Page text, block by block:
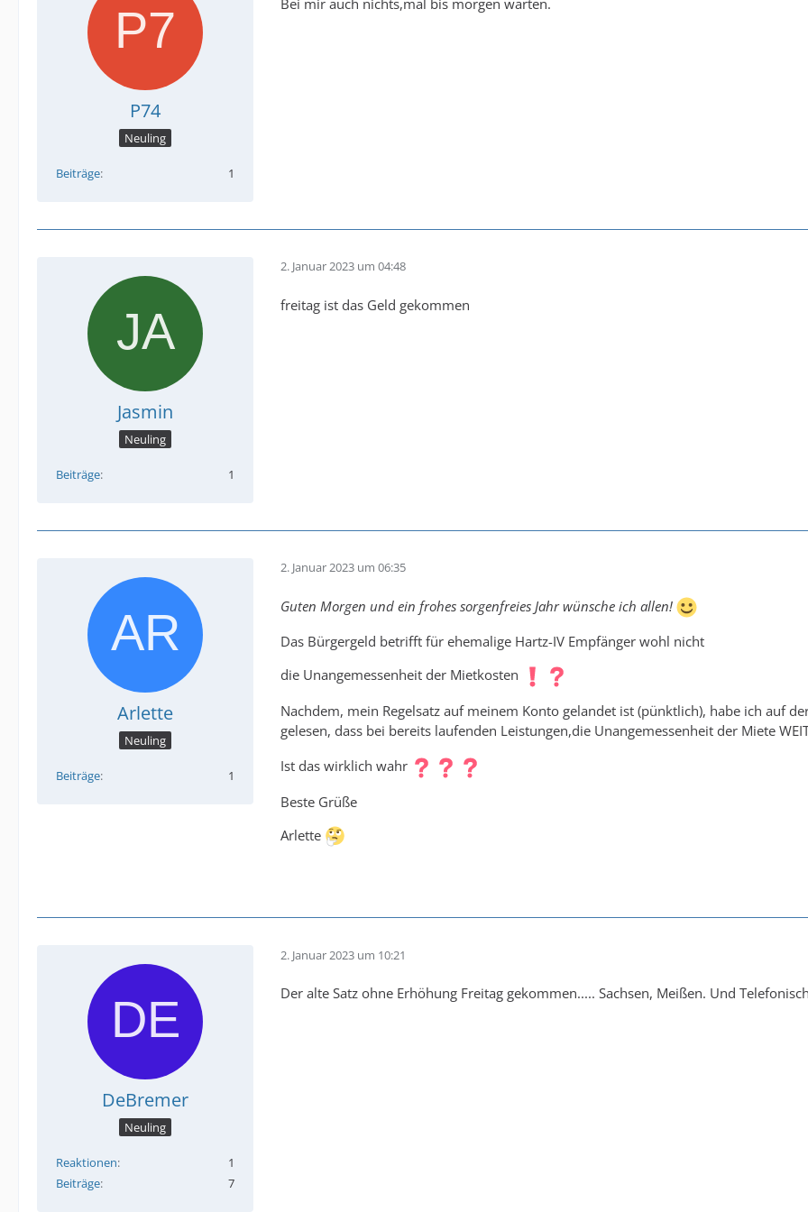
P74
Neuling
Beiträge 1
Jasmin
Neuling
Beiträge 1
2. Januar 2023 um 04:48
freitag ist das Geld gekommen
Arlette
Neuling
Beiträge 1
2. Januar 2023 um 06:35
Guten Morgen und ein frohes sorgenfreies Jahr wünsche ich allen!
Das Bürgergeld betrifft für ehemalige Hartz-IV Empfänger wohl nicht
die Unangemessenheit der Mietkosten
Nachdem, mein Regelsatz auf meinem Konto gelandet ist (pünktlich), habe ich auf
gelesen, dass bei bereits laufenden Leistungen,die Unangemessenheit der Miete
Ist das wirklich wahr
Beste Grüße
Arlette
DeBremer
Neuling
Reaktionen
1
Beiträge
7
2. Januar 2023 um 10:21
Der alte Satz ohne Erhöhung Freitag gekommen..... Sachsen, Meißen. Und